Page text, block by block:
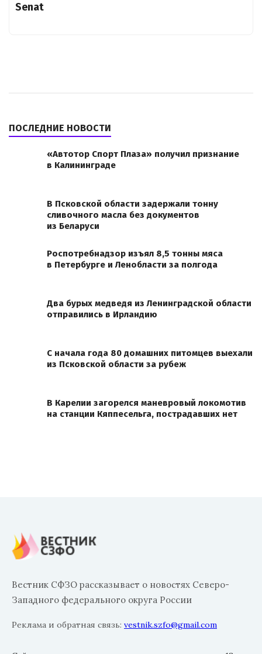
Senat
ПОСЛЕДНИЕ НОВОСТИ
«Автотор Спорт Плаза» получил признание
в Калининграде
В Псковской области задержали тонну
сливочного масла без документов
из Беларуси
Роспотребнадзор изъял 8,5 тонны мяса
в Петербурге и Ленобласти за полгода
Два бурых медведя из Ленинградской области
отправились в Ирландию
С начала года 80 домашних питомцев выехали
из Псковской области за рубеж
В Карелии загорелся маневровый локомотив
на станции Кяппесельга, пострадавших нет
Вестник СФЗО рассказывает о новостях Северо-
Западного федерального округа России
Реклама и обратная связь: vestnik.szfo@gmail.com